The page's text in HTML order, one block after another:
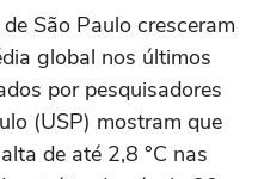
São Paulo cresceram
global nos últimos
por pesquisadores
(USP) mostram que
de até 2,8 °C nas